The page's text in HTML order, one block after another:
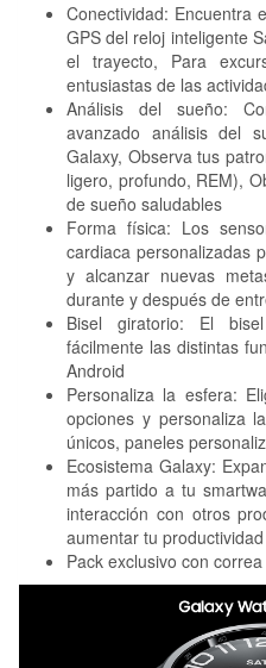
Conectividad: Encuentra
GPS del reloj inteligente
el trayecto, Para
entusiastas de las
Análisis del sueño:
avanzado análisis del
Galaxy, Observa tus
ligero, profundo, REM),
de sueño saludables
Forma física: Los
cardiaca personalizadas
y alcanzar nuevas
durante y después de
Bisel giratorio: El
fácilmente las distintas
Android
Personaliza la esfera:
opciones y personaliza
únicos, paneles
Ecosistema Galaxy:
más partido a tu
interacción con otros
aumentar tu productividad
Pack exclusivo con